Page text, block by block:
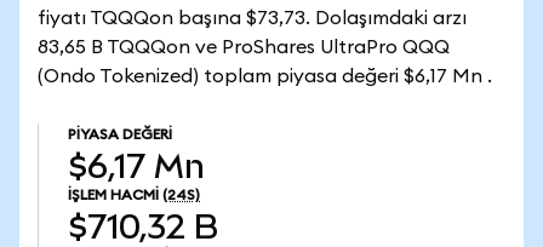
fiyatı TQQQon başına $73,73. Dolaşımdaki arzı
83,65 B TQQQon ve ProShares UltraPro QQQ
(Ondo Tokenized) toplam piyasa değeri $6,17 Mn .
PIYASA DEĞERI
$6,17 Mn
İŞLEM HACMI (24S)
$710,32 B